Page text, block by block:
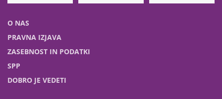
O NAS
PRAVNA IZJAVA
ZASEBNOST IN PODATKI
SPP
DOBRO JE VEDETI